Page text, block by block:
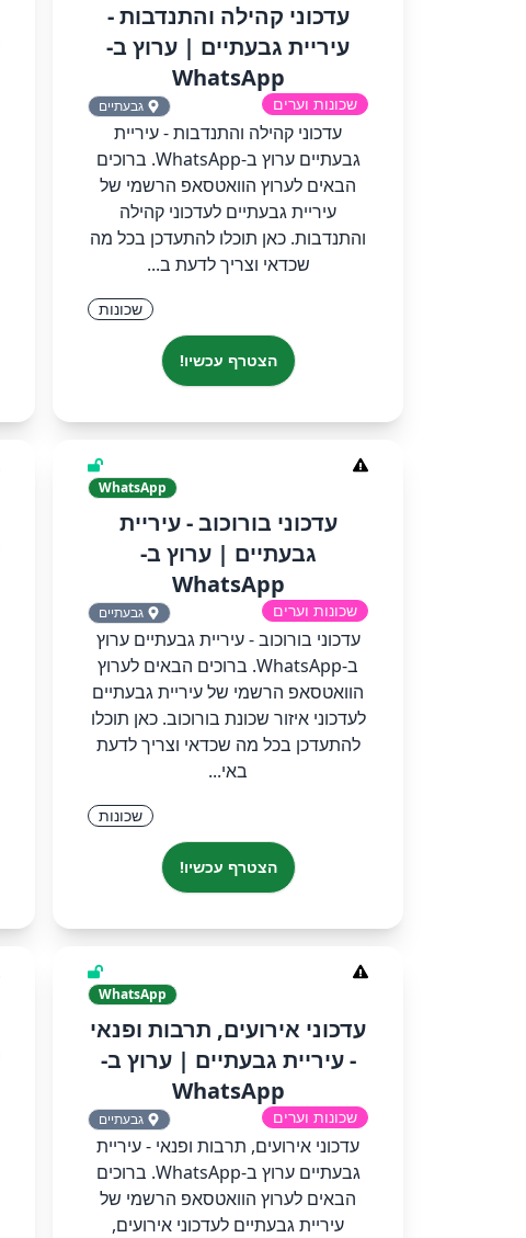
‏‏עדכוני קהילה והתנדבות -
עיריית גבעתיים‏ | ערוץ ב-
WhatsApp
שכונות וערים גבעתיים
‏‏עדכוני קהילה והתנדבות - עיריית
גבעתיים‏ ערוץ ב-WhatsApp.‏ ‏ברוכים
הבאים לערוץ הוואטסאפ הרשמי של
עיריית גבעתיים לעדכוני קהילה
והתנדבות. כאן תוכלו להתעדכן בכל מה
שכדאי וצריך לדעת ב...
שכונות
הצטרף עכשיו!
WhatsApp
‏‏עדכוני בורוכוב - עיריית
גבעתיים‏ | ערוץ ב-
WhatsApp
שכונות וערים גבעתיים
‏‏עדכוני בורוכוב - עיריית גבעתיים‏ ערוץ
ב-WhatsApp.‏ ‏ברוכים הבאים לערוץ
הוואטסאפ הרשמי של עיריית גבעתיים
לעדכוני איזור שכונת בורוכוב. כאן תוכלו
להתעדכן בכל מה שכדאי וצריך לדעת
באי...
שכונות
הצטרף עכשיו!
WhatsApp
‏‏עדכוני אירועים, תרבות ופנאי
- עיריית גבעתיים‏ | ערוץ ב-
WhatsApp
שכונות וערים גבעתיים
‏‏עדכוני אירועים, תרבות ופנאי - עיריית
גבעתיים‏ ערוץ ב-WhatsApp.‏ ‏ברוכים
הבאים לערוץ הוואטסאפ הרשמי של
עיריית גבעתיים לעדכוני אירועים,